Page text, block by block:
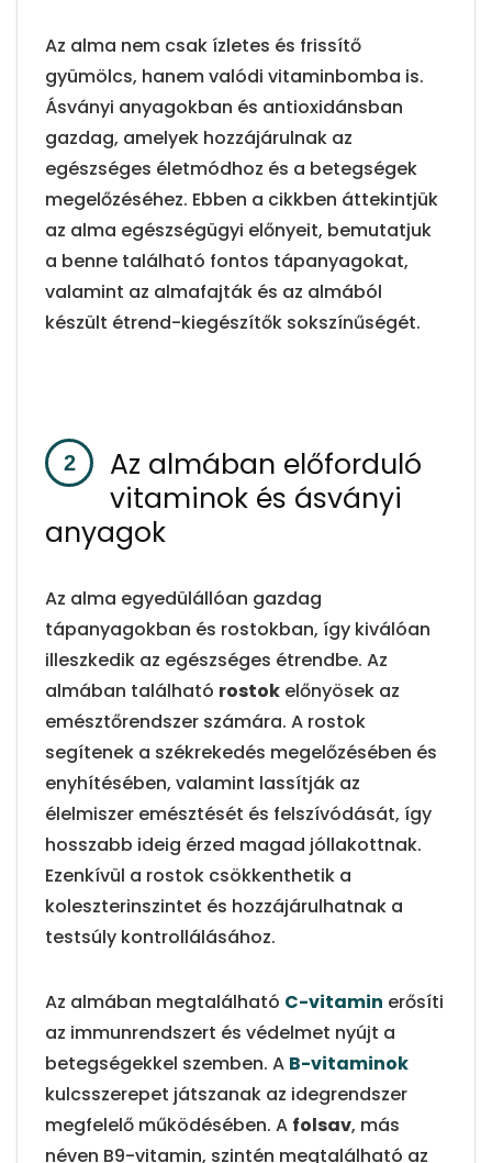
Az alma nem csak ízletes és frissítő
gyümölcs, hanem valódi vitaminbomba is.
Ásványi anyagokban és antioxidánsban
gazdag, amelyek hozzájárulnak az
egészséges életmódhoz és a betegségek
megelőzéséhez. Ebben a cikkben áttekintjük
az alma egészségügyi előnyeit, bemutatjuk
a benne található fontos tápanyagokat,
valamint az almafajták és az almából
készült étrend-kiegészítők sokszínűségét.
Az almában előforduló
vitaminok és ásványi
anyagok
Az alma egyedülállóan gazdag
tápanyagokban és rostokban, így kiválóan
illeszkedik az egészséges étrendbe. Az
almában található rostok előnyösek az
emésztőrendszer számára. A rostok
segítenek a székrekedés megelőzésében és
enyhítésében, valamint lassítják az
élelmiszer emésztését és felszívódását, így
hosszabb ideig érzed magad jóllakottnak.
Ezenkívül a rostok csökkenthetik a
koleszterinszintet és hozzájárulhatnak a
testsúly kontrollálásához.
Az almában megtalálható C-vitamin erősíti
az immunrendszert és védelmet nyújt a
betegségekkel szemben. A B-vitaminok
kulcsszerepet játszanak az idegrendszer
megfelelő működésében. A folsav, más
néven B9-vitamin, szintén megtalálható az